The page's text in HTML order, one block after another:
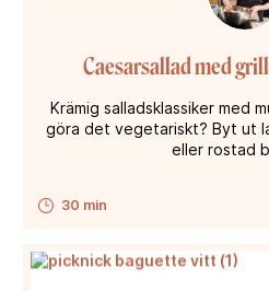
30 min
Caesarsallad med
Krämig salladsklassiker med
göra det vegetariskt? Byt ut
eller rostad